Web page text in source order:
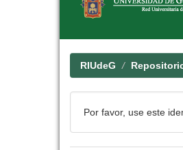
RIUdeG
Por favor, use este